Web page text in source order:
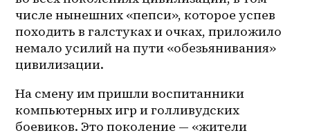
числе нынешних «пепси», которое успев
походить в галстуках и очках, приложило
немало усилий на пути «обезьянивания»
цивилизации.
На смену им пришли воспитанники
компьютерных игр и голливудских
боевиков. Это поколение — «жители